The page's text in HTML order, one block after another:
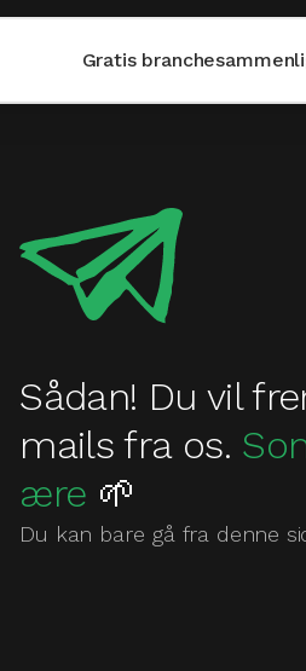
Gratis
Sådan! Du vil
mails fra os.
ære 🌱
Du kan bare gå fra denne